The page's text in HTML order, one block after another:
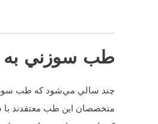
طب سوزني به
چند سالي مي‌شود كه طب
متخصصان اين طب معتقدند